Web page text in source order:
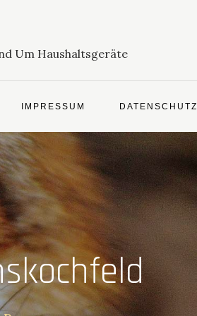
Um Haushaltsgeräte
IMPRESSUM DATENSCHUTZ